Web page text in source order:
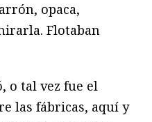
opaca,
Flotaban
o tal vez fue el
las fábricas, aquí y